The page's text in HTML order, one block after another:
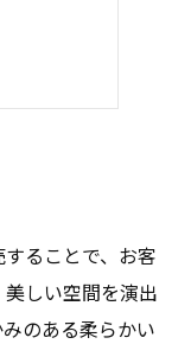
ることで、お客
しい空間を演出
のある柔らかい